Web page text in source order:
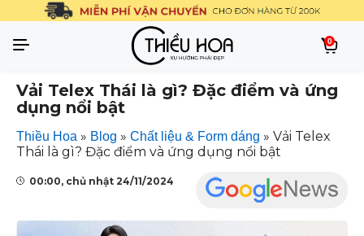
0
Vải Telex Thái là gì? Đặc điểm và ứng
dụng nổi bật
Thiều Hoa » Blog » Chất liệu & Form dáng » Vải Telex
Thái là gì? Đặc điểm và ứng dụng nổi bật
00:00, chủ nhật 24/11/2024